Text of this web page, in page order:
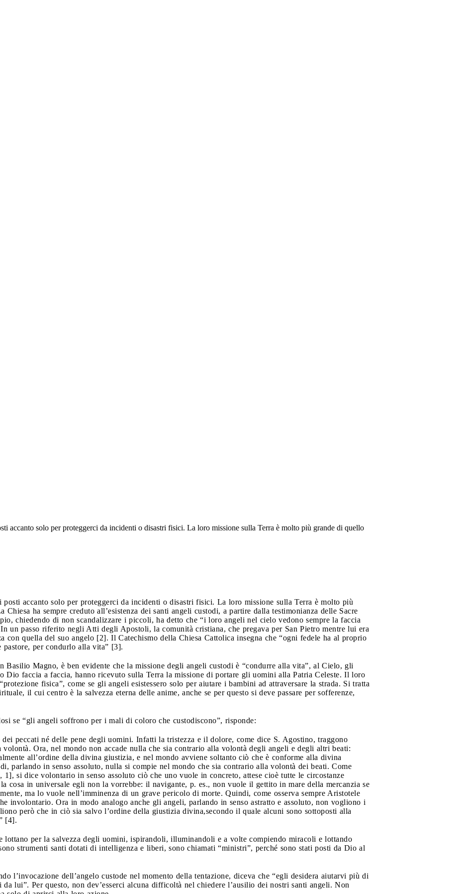
accanto solo per proteggerci da incidenti o disastri fisici. La loro missione sulla Terra è molto più grande di quello
accanto solo per proteggerci da incidenti o disastri fisici. La loro missione sulla Terra è molto più
Chiesa ha sempre creduto all’esistenza dei santi angeli custodi, a partire dalla testimonianza delle Sacre
chiedendo di non scandalizzare i piccoli, ha detto che “i loro angeli nel cielo vedono sempre la faccia
un passo riferito negli Atti degli Apostoli, la comunità cristiana, che pregava per San Pietro mentre lui era
con quella del suo angelo [2]. Il Catechismo della Chiesa Cattolica insegna che “ogni fedele ha al proprio
pastore, per condurlo alla vita” [3].
Basilio Magno, è ben evidente che la missione degli angeli custodi è “condurre alla vita”, al Cielo, gli
Dio faccia a faccia, hanno ricevuto sulla Terra la missione di portare gli uomini alla Patria Celeste. Il loro
fisica”, come se gli angeli esistessero solo per aiutare i bambini ad attraversare la strada. Si tratta
il cui centro è la salvezza eterna delle anime, anche se per questo si deve passare per sofferenze,
se “gli angeli soffrono per i mali di coloro che custodiscono”, risponde:
peccati né delle pene degli uomini. Infatti la tristezza e il dolore, come dice S. Agostino, traggono
Ora, nel mondo non accade nulla che sia contrario alla volontà degli angeli e degli altri beati:
all’ordine della divina giustizia, e nel mondo avviene soltanto ciò che è conforme alla divina
parlando in senso assoluto, nulla si compie nel mondo che sia contrario alla volontà dei beati. Come
si dice volontario in senso assoluto ciò che uno vuole in concreto, attese cioè tutte le circostanze
cosa in universale egli non la vorrebbe: il navigante, p. es., non vuole il gettito in mare della mercanzia se
ma lo vuole nell’imminenza di un grave pericolo di morte. Quindi, come osserva sempre Aristotele
involontario. Ora in modo analogo anche gli angeli, parlando in senso astratto e assoluto, non vogliono i
però che in ciò sia salvo l’ordine della giustizia divina,secondo il quale alcuni sono sottoposti alla
[4].
lottano per la salvezza degli uomini, ispirandoli, illuminandoli e a volte compiendo miracoli e lottando
strumenti santi dotati di intelligenza e liberi, sono chiamati “ministri”, perché sono stati posti da Dio al
l’invocazione dell’angelo custode nel momento della tentazione, diceva che “egli desidera aiutarvi più di
da lui”. Per questo, non dev’esserci alcuna difficoltà nel chiedere l’ausilio dei nostri santi angeli. Non